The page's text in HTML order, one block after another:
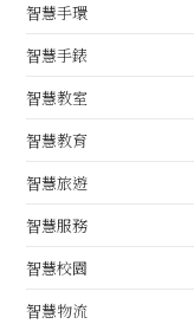
智慧手環
智慧手錶
智慧教室
智慧教育
智慧旅遊
智慧服務
智慧校園
智慧物流